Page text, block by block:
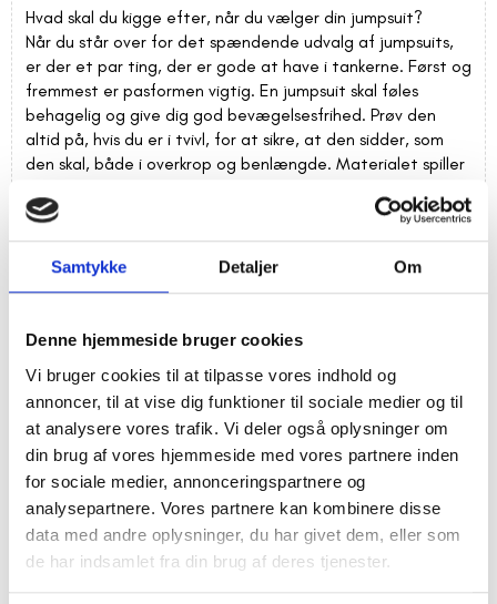
Samtykke Detaljer Om
Denne hjemmeside bruger cookies
Vi bruger cookies til at tilpasse vores indhold og
annoncer, til at vise dig funktioner til sociale medier og til
at analysere vores trafik. Vi deler også oplysninger om
din brug af vores hjemmeside med vores partnere inden
for sociale medier, annonceringspartnere og
analysepartnere. Vores partnere kan kombinere disse
data med andre oplysninger, du har givet dem, eller som
de har indsamlet fra din brug af deres tjenester.
Hvad skal du kigge efter, når du vælger din jumpsuit?
Når du står over for det spændende udvalg af jumpsuits,
er der et par ting, der er gode at have i tankerne. Først og
fremmest er pasformen vigtig. En jumpsuit skal føles
behagelig og give dig god bevægelsesfrihed. Prøv den
altid på, hvis du er i tvivl, for at sikre, at den sidder, som
den skal, både i overkrop og benlængde. Materialet spiller
finde jumpsuits i lette materialer som viskose og bomuld,
der er perfekte til varme dage, eller i tykkere stoffer som
denim eller uldblandinger til køligere vejr. Tjek altid stoffet
og syninger, da de ofte afslører tøjets generelle stand.En
bruges til fest eller hverdag? Til en festlig lejlighed kan du
kigge efter elegante jumpsuits i silke eller med fine
detaljer som blonder eller palietter. Til hverdagsbrug er en
mere afslappet buksedragt i bomuld eller denim ofte et
godt valg. Overvej også farver og mønstre – en ensfarvet
jumpsuit er let at style med accessories, mens en mønstret
variant kan være et statement i sig selv.
Populære varianter af jumpsuits og hvad de passer til